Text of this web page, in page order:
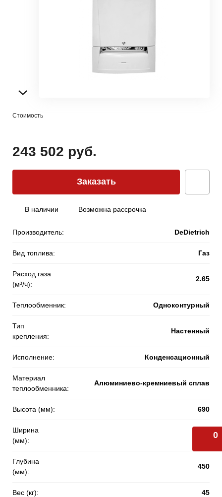
Стоимость
243 502 руб.
Заказать
В наличии Возможна рассрочка
Производитель: DeDietrich
Вид топлива: Газ
Расход газа
(м³/ч):
2.65
Теплообменник: Одноконтурный
Тип
крепления:
Настенный
Исполнение: Конденсационный
Материал
теплообменника:
Алюминиево-кремниевый сплав
Высота (мм): 690
Ширина
(мм):
Глубина
(мм):
450
Вес (кг): 45
0